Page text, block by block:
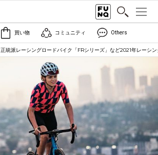
買い物 コミュニティ Others
正統派レーシングロードバイク「FRシリーズ」など2021年レーシ